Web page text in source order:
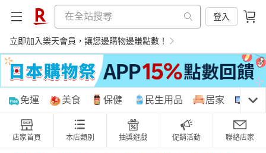
登入
立即加入樂天會員，讓您邊購物邊賺點數！
購物網分類
免運 美食 保健 民生用品 居家 3C
店家首頁 本店類別 抽獎遊戲 促銷活動 聯絡店家